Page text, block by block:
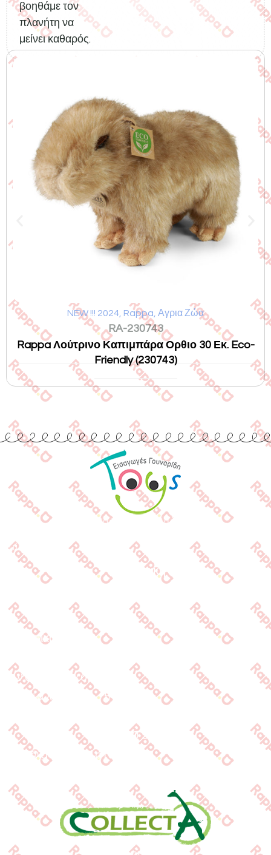
βοηθάμε τον
πλανήτη να
μείνει καθαρός.
NEW !!! 2024 Rappa Αγρια Ζώα
RA-230743
Rappa Λούτρινο Καπιμπάρα Ορθιο 30 Εκ. Eco-
Friendly (230743)
Εισαγωγές Παιχνιδιών
Quick Links
Αρχική
Τράπεζες
Επικοινωνία
Ιωνος Δραγούμη 14
Θεσσαλονίκη · 54624
+30 2310 551560
info@gounaridis.com
www.rappa.gr